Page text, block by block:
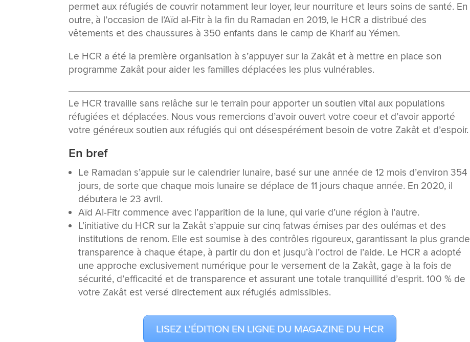
permet aux réfugiés de couvrir notamment leur loyer, leur nourriture et leurs soins de santé. En
outre, à l’occasion de l’Aïd al-Fitr à la fin du Ramadan en 2019, le HCR a distribué des
vêtements et des chaussures à 350 enfants dans le camp de Kharif au Yémen.
Le HCR a été la première organisation à s’appuyer sur la Zakât et à mettre en place son
programme Zakât pour aider les familles déplacées les plus vulnérables.
Le HCR travaille sans relâche sur le terrain pour apporter un soutien vital aux populations
réfugiées et déplacées. Nous vous remercions d’avoir ouvert votre coeur et d’avoir apporté
votre généreux soutien aux réfugiés qui ont désespérément besoin de votre Zakât et d’espoir.
En bref
Le Ramadan s’appuie sur le calendrier lunaire, basé sur une année de 12 mois d’environ 354
jours, de sorte que chaque mois lunaire se déplace de 11 jours chaque année. En 2020, il
débutera le 23 avril.
Aïd Al-Fitr commence avec l’apparition de la lune, qui varie d’une région à l’autre.
L’initiative du HCR sur la Zakât s’appuie sur cinq fatwas émises par des oulémas et des
institutions de renom. Elle est soumise à des contrôles rigoureux, garantissant la plus grande
transparence à chaque étape, à partir du don et jusqu’à l’octroi de l’aide. Le HCR a adopté
une approche exclusivement numérique pour le versement de la Zakât, gage à la fois de
sécurité, d’efficacité et de transparence et assurant une totale tranquillité d’esprit. 100 % de
votre Zakât est versé directement aux réfugiés admissibles.
LISEZ L’ÉDITION EN LIGNE DU MAGAZINE DU HCR